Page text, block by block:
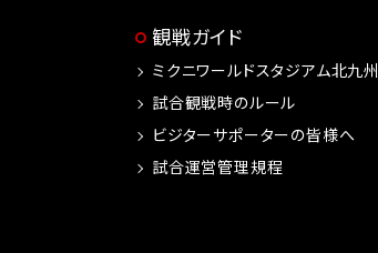
観戦ガイド
ミクニワールドスタジアム北九州
試合観戦時のルール
ビジターサポーターの皆様へ
試合運営管理規程